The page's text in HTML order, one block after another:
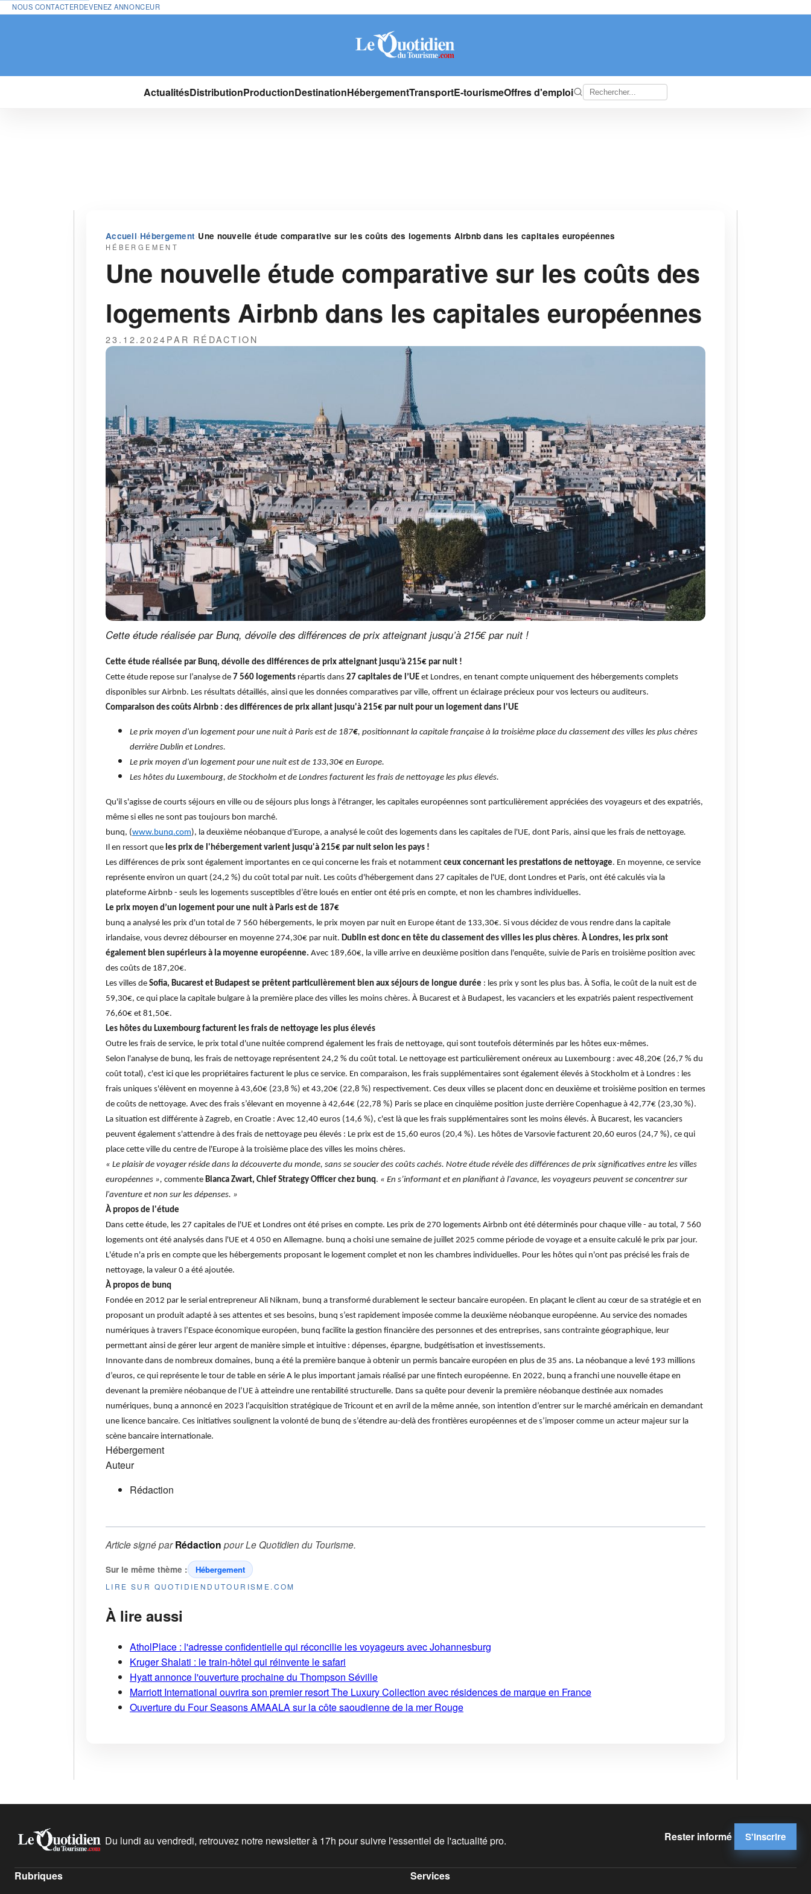
NOUS CONTACTERDEVENEZ ANNONCEUR
ActualitésDistributionProductionDestinationHébergementTransportE-tourismeOffres d'emploi
Accueil›Hébergement›Une nouvelle étude comparative sur les coûts des logements Airbnb dans les capitales européennes
HÉBERGEMENT
Une nouvelle étude comparative sur les coûts des
logements Airbnb dans les capitales européennes
23.12.2024PAR RÉDACTION
Cette étude réalisée par Bunq, dévoile des différences de prix atteignant jusqu’à 215€ par nuit !
Cette étude réalisée par Bunq, dévoile des différences de prix atteignant jusqu’à 215€ par nuit !
Cette étude repose sur l’analyse de 7 560 logements répartis dans 27 capitales de l’UE et Londres, en tenant compte uniquement des hébergements complets
disponibles sur Airbnb. Les résultats détaillés, ainsi que les données comparatives par ville, offrent un éclairage précieux pour vos lecteurs ou auditeurs.
Comparaison des coûts Airbnb : des différences de prix allant jusqu'à 215€ par nuit pour un logement dans l'UE
Le prix moyen d'un logement pour une nuit à Paris est de 187€, positionnant la capitale française à la troisième place du classement des villes les plus chères
derrière Dublin et Londres.
Le prix moyen d'un logement pour une nuit est de 133,30€ en Europe.
Les hôtes du Luxembourg, de Stockholm et de Londres facturent les frais de nettoyage les plus élevés.
Qu'il s'agisse de courts séjours en ville ou de séjours plus longs à l'étranger, les capitales européennes sont particulièrement appréciées des voyageurs et des expatriés,
même si elles ne sont pas toujours bon marché.
bunq, (www.bunq.com), la deuxième néobanque d'Europe, a analysé le coût des logements dans les capitales de l'UE, dont Paris, ainsi que les frais de nettoyage.
Il en ressort que les prix de l'hébergement varient jusqu'à 215€ par nuit selon les pays !
Les différences de prix sont également importantes en ce qui concerne les frais et notamment ceux concernant les prestations de nettoyage. En moyenne, ce service
représente environ un quart (24,2 %) du coût total par nuit. Les coûts d'hébergement dans 27 capitales de l'UE, dont Londres et Paris, ont été calculés via la
plateforme Airbnb - seuls les logements susceptibles d’être loués en entier ont été pris en compte, et non les chambres individuelles.
Le prix moyen d’un logement pour une nuit à Paris est de 187€
bunq a analysé les prix d'un total de 7 560 hébergements, le prix moyen par nuit en Europe étant de 133,30€. Si vous décidez de vous rendre dans la capitale
irlandaise, vous devrez débourser en moyenne 274,30€ par nuit. Dublin est donc en tête du classement des villes les plus chères. À Londres, les prix sont
également bien supérieurs à la moyenne européenne. Avec 189,60€, la ville arrive en deuxième position dans l'enquête, suivie de Paris en troisième position avec
des coûts de 187,20€.
Les villes de Sofia, Bucarest et Budapest se prêtent particulièrement bien aux séjours de longue durée : les prix y sont les plus bas. À Sofia, le coût de la nuit est de
59,30€, ce qui place la capitale bulgare à la première place des villes les moins chères. À Bucarest et à Budapest, les vacanciers et les expatriés paient respectivement
76,60€ et 81,50€.
Les hôtes du Luxembourg facturent les frais de nettoyage les plus élevés
Outre les frais de service, le prix total d'une nuitée comprend également les frais de nettoyage, qui sont toutefois déterminés par les hôtes eux-mêmes.
Selon l'analyse de bunq, les frais de nettoyage représentent 24,2 % du coût total. Le nettoyage est particulièrement onéreux au Luxembourg : avec 48,20€ (26,7 % du
coût total), c'est ici que les propriétaires facturent le plus ce service. En comparaison, les frais supplémentaires sont également élevés à Stockholm et à Londres : les
frais uniques s'élèvent en moyenne à 43,60€ (23,8 %) et 43,20€ (22,8 %) respectivement. Ces deux villes se placent donc en deuxième et troisième position en termes
de coûts de nettoyage. Avec des frais s’élevant en moyenne à 42,64€ (22,78 %) Paris se place en cinquième position juste derrière Copenhague à 42,77€ (23,30 %).
La situation est différente à Zagreb, en Croatie : Avec 12,40 euros (14,6 %), c'est là que les frais supplémentaires sont les moins élevés. À Bucarest, les vacanciers
peuvent également s'attendre à des frais de nettoyage peu élevés : Le prix est de 15,60 euros (20,4 %). Les hôtes de Varsovie facturent 20,60 euros (24,7 %), ce qui
place cette ville du centre de l'Europe à la troisième place des villes les moins chères.
« Le plaisir de voyager réside dans la découverte du monde, sans se soucier des coûts cachés. Notre étude révèle des différences de prix significatives entre les villes
européennes », commente Bianca Zwart, Chief Strategy Officer chez bunq. « En s’informant et en planifiant à l'avance, les voyageurs peuvent se concentrer sur
l'aventure et non sur les dépenses. »
À propos de l'étude
Dans cette étude, les 27 capitales de l'UE et Londres ont été prises en compte. Les prix de 270 logements Airbnb ont été déterminés pour chaque ville - au total, 7 560
logements ont été analysés dans l'UE et 4 050 en Allemagne. bunq a choisi une semaine de juillet 2025 comme période de voyage et a ensuite calculé le prix par jour.
L'étude n'a pris en compte que les hébergements proposant le logement complet et non les chambres individuelles. Pour les hôtes qui n'ont pas précisé les frais de
nettoyage, la valeur 0 a été ajoutée.
À propos de bunq
Fondée en 2012 par le serial entrepreneur Ali Niknam, bunq a transformé durablement le secteur bancaire européen. En plaçant le client au cœur de sa stratégie et en
proposant un produit adapté à ses attentes et ses besoins, bunq s’est rapidement imposée comme la deuxième néobanque européenne. Au service des nomades
numériques à travers l’Espace économique européen, bunq facilite la gestion financière des personnes et des entreprises, sans contrainte géographique, leur
permettant ainsi de gérer leur argent de manière simple et intuitive : dépenses, épargne, budgétisation et investissements.
Innovante dans de nombreux domaines, bunq a été la première banque à obtenir un permis bancaire européen en plus de 35 ans. La néobanque a levé 193 millions
d’euros, ce qui représente le tour de table en série A le plus important jamais réalisé par une fintech européenne. En 2022, bunq a franchi une nouvelle étape en
devenant la première néobanque de l’UE à atteindre une rentabilité structurelle. Dans sa quête pour devenir la première néobanque destinée aux nomades
numériques, bunq a annoncé en 2023 l’acquisition stratégique de Tricount et en avril de la même année, son intention d’entrer sur le marché américain en demandant
une licence bancaire. Ces initiatives soulignent la volonté de bunq de s’étendre au-delà des frontières européennes et de s’imposer comme un acteur majeur sur la
scène bancaire internationale.
Hébergement
Auteur
Rédaction
Article signé parRédaction pourLe Quotidien du Tourisme.
Sur le même thème : Hébergement
LIRE SUR QUOTIDIENDUTOURISME.COM
À lire aussi
AtholPlace : l'adresse confidentielle qui réconcilie les voyageurs avec Johannesburg
Kruger Shalati : le train-hôtel qui réinvente le safari
Hyatt annonce l'ouverture prochaine du Thompson Séville
Marriott International ouvrira son premier resort The Luxury Collection avec résidences de marque en France
Ouverture du Four Seasons AMAALA sur la côte saoudienne de la mer Rouge
Du lundi au vendredi, retrouvez notre newsletter à 17h pour suivre l'essentiel de l'actualité pro. Rester informé S'inscrire
Rubriques Services